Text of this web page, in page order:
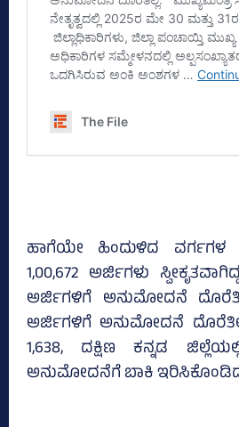
ಹಾಗೆಯೇ ಹಿಂದುಳಿದ ವರ್ಗಗಳ
1,00,672 ಅರ್ಜಿಗಳು
ಅರ್ಜಿಗಳಿಗೆ ಅನುಮೋದನೆ
ಅರ್ಜಿಗಳಿಗೆ ಅನುಮೋದನೆ
1,638, ದಕ್ಷಿಣ ಕನ್ನಡ
ಅನುಮೋದನೆಗೆ ಬಾಕಿ